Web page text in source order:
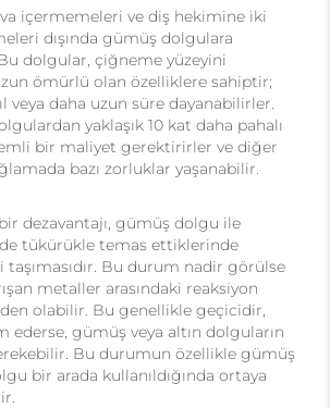
içermemeleri ve diş hekimine iki
dışında gümüş dolgulara
dolgular, çiğneme yüzeyini
ömürlü olan özelliklere sahiptir;
veya daha uzun süre dayanabilirler.
yaklaşık 10 kat daha pahalı
bir maliyet gerektirirler ve diğer
bazı zorluklar yaşanabilir.
dezavantajı, gümüş dolgu ile
tükürükle temas ettiklerinde
Bu durum nadir görülse
metaller arasındaki reaksiyon
olabilir. Bu genellikle geçicidir,
ederse, gümüş veya altın dolguların
Bu durumun özellikle gümüş
bir arada kullanıldığında ortaya